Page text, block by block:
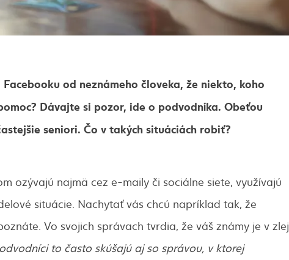
od neznámeho človeka, že niekto, koho
Dávajte si pozor, ide o podvodníka. Obeťou
seniori. Čo v takých situáciách robiť?
ozývajú najmä cez e-maily či sociálne siete, využívajú
situácie. Nachytať vás chcú napríklad tak, že
Vo svojich správach tvrdia, že váš známy je v zlej
to často skúšajú aj so správou, v ktorej